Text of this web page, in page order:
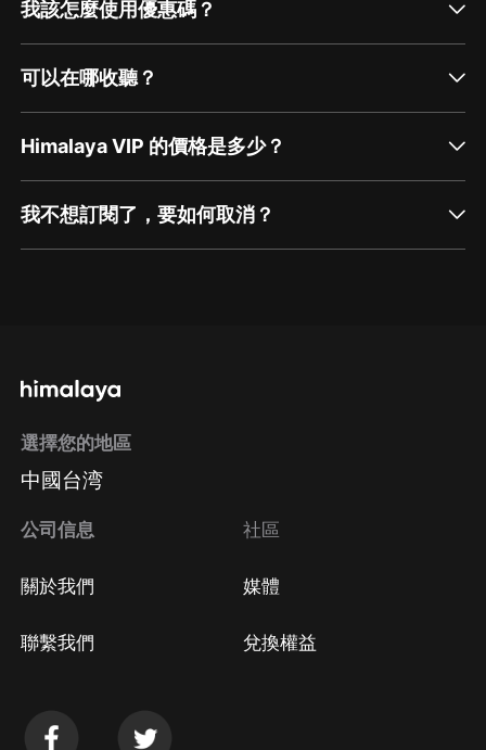
我該怎麼使用優惠碼？
可以在哪收聽？
Himalaya VIP 的價格是多少？
我不想訂閱了，要如何取消？
方法 Google Play取消訂閱方法
選擇您的地區
中國台湾
公司信息
關於我們
聯繫我們
社區
媒體
兌換權益